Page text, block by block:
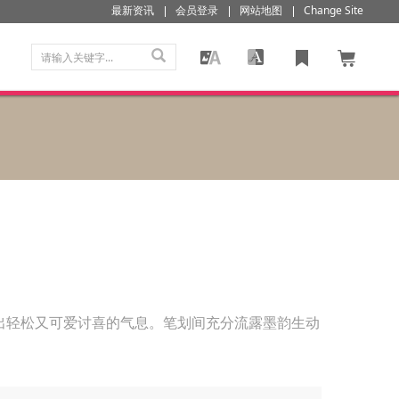
最新资讯 会员登录 网站地图 Change Site
松又可爱讨喜的气息。笔划间充分流露墨韵生动